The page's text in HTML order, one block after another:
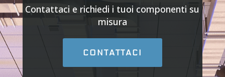
Contattaci e richiedi i tuoi componenti su
misura
CONTATTACI